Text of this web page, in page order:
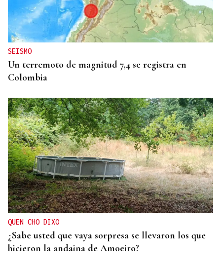
SEISMO
Un terremoto de magnitud 7,4 se registra en
Colombia
QUEN CHO DIXO
¿Sabe usted que vaya sorpresa se llevaron los que
hicieron la andaina de Amoeiro?